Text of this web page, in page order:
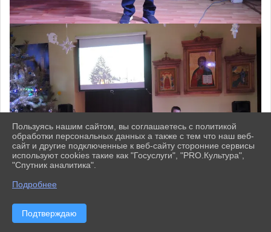
Пользуясь нашим сайтом, вы соглашаетесь с политикой
обработки персональных данных а также с тем что наш веб-
сайт и другие подключенные к веб-сайту сторонние сервисы
используют cookies такие как "Госуслуги", "PRO.Культура",
"Спутник аналитика".
Подробнее
Подтверждаю